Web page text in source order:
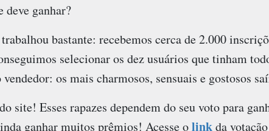
deve ganhar?
bastante: recebemos cerca de 2.000
selecionar os dez usuários que tinham
os mais charmosos, sensuais e gostosos
site! Esses rapazes dependem do seu voto para
ganhar muitos prêmios! Acesse olinkda votação